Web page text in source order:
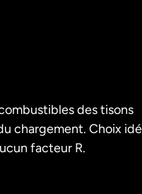
des tisons
chargement. Choix
facteur R.